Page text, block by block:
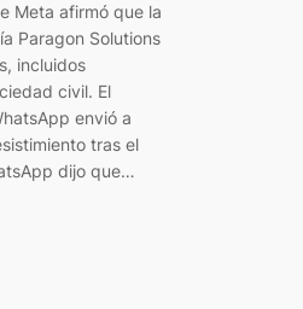
Meta afirmó que la
Paragon Solutions
incluidos
civil. El
envió a
tras el
dijo que…